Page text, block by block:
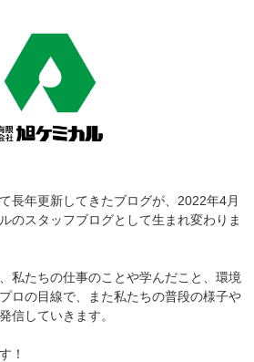
長年更新してきたブログが、2022年4月
のスタッフブログとして生まれ変わりま
私たちの仕事のことや学んだこと、環境
ロの目線で、また私たちの普段の様子や
信していきます。
！